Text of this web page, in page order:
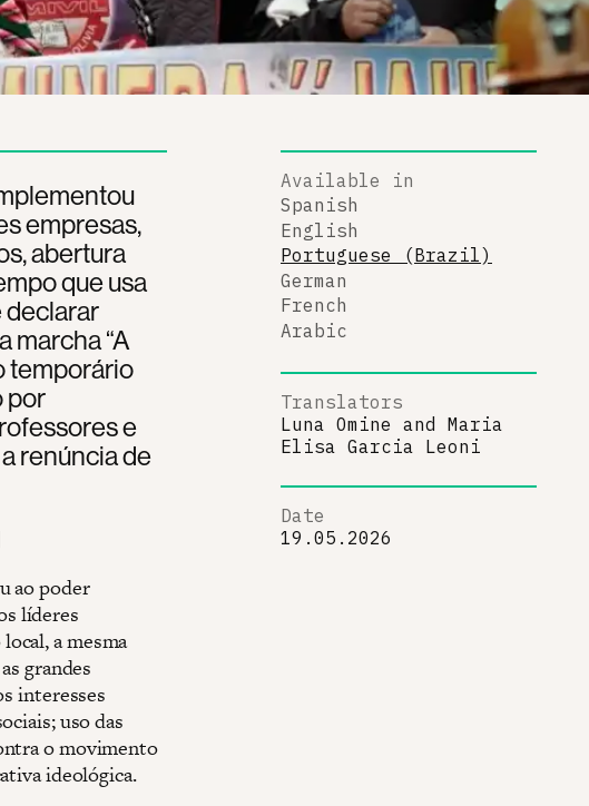
empresas,
abertura
que usa
declarar
marcha “A
temporário
por
e
renúncia de
ao poder
líderes
a mesma
grandes
interesses
uso das
o movimento
ideológica.
Available in
Spanish
English
Portuguese (Brazil)
German
French
Arabic
Translators
Luna Omine and Maria
Elisa Garcia Leoni
Date
19.05.2026